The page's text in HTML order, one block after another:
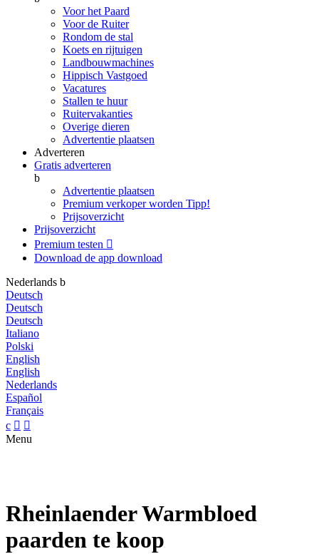
Voor het Paard
Voor de Ruiter
Rondom de stal
Koets en rijtuigen
Landbouwmachines
Hippisch Vastgoed
Vacatures
Stallen te huur
Ruitervakanties
Overige dieren
Advertentie plaatsen
Adverteren
Gratis adverteren
b
Advertentie plaatsen
Premium verkoper worden Tipp!
Prijsoverzicht
Prijsoverzicht
Premium testen 
Download de app download
Nederlands b
Deutsch
Deutsch
Deutsch
Italiano
Polski
English
English
Nederlands
Español
Français
c  
Menu
Rheinlaender Warmbloed
paarden te koop